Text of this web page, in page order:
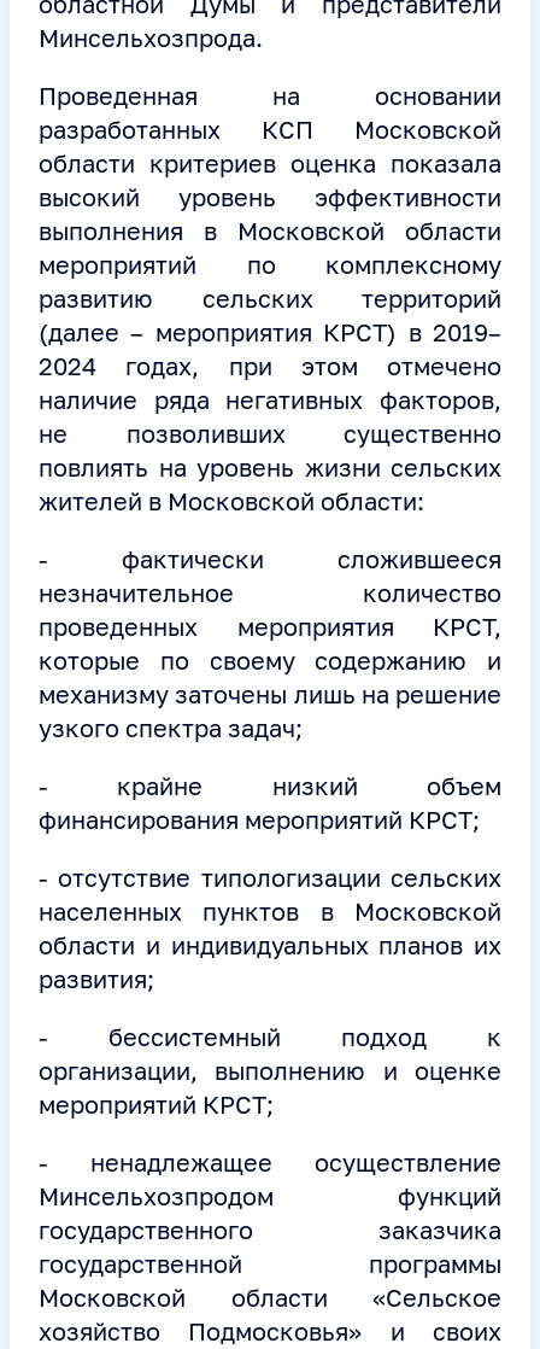
Минсельхозпрода.
Проведенная на основании
разработанных КСП Московской
области критериев оценка показала
высокий уровень эффективности
выполнения в Московской области
мероприятий по комплексному
развитию сельских территорий
(далее – мероприятия КРСТ) в 2019–
2024 годах, при этом отмечено
наличие ряда негативных факторов,
не позволивших существенно
повлиять на уровень жизни сельских
жителей в Московской области:
- фактически сложившееся
незначительное количество
проведенных мероприятия КРСТ,
которые по своему содержанию и
механизму заточены лишь на решение
узкого спектра задач;
- крайне низкий объем
финансирования мероприятий КРСТ;
- отсутствие типологизации сельских
населенных пунктов в Московской
области и индивидуальных планов их
развития;
- бессистемный подход к
организации, выполнению и оценке
мероприятий КРСТ;
- ненадлежащее осуществление
Минсельхозпродом функций
государственного заказчика
государственной программы
Московской области «Сельское
хозяйство Подмосковья» и своих